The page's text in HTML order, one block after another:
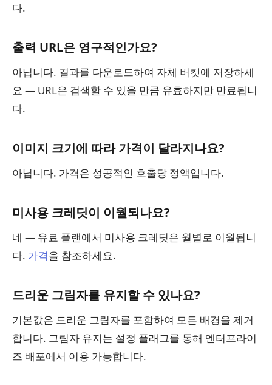
다.
출력 URL은 영구적인가요?
아닙니다. 결과를 다운로드하여 자체 버킷에 저장하세
요 — URL은 검색할 수 있을 만큼 유효하지만 만료됩니
다.
이미지 크기에 따라 가격이 달라지나요?
아닙니다. 가격은 성공적인 호출당 정액입니다.
미사용 크레딧이 이월되나요?
네 — 유료 플랜에서 미사용 크레딧은 월별로 이월됩니
다. 가격을 참조하세요.
드리운 그림자를 유지할 수 있나요?
기본값은 드리운 그림자를 포함하여 모든 배경을 제거
합니다. 그림자 유지는 설정 플래그를 통해 엔터프라이
즈 배포에서 이용 가능합니다.